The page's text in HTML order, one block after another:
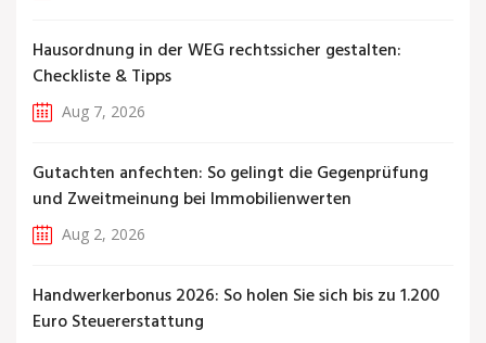
Hausordnung in der WEG rechtssicher gestalten:
Checkliste & Tipps
Aug 7, 2026
Gutachten anfechten: So gelingt die Gegenprüfung
und Zweitmeinung bei Immobilienwerten
Aug 2, 2026
Handwerkerbonus 2026: So holen Sie sich bis zu 1.200
Euro Steuererstattung